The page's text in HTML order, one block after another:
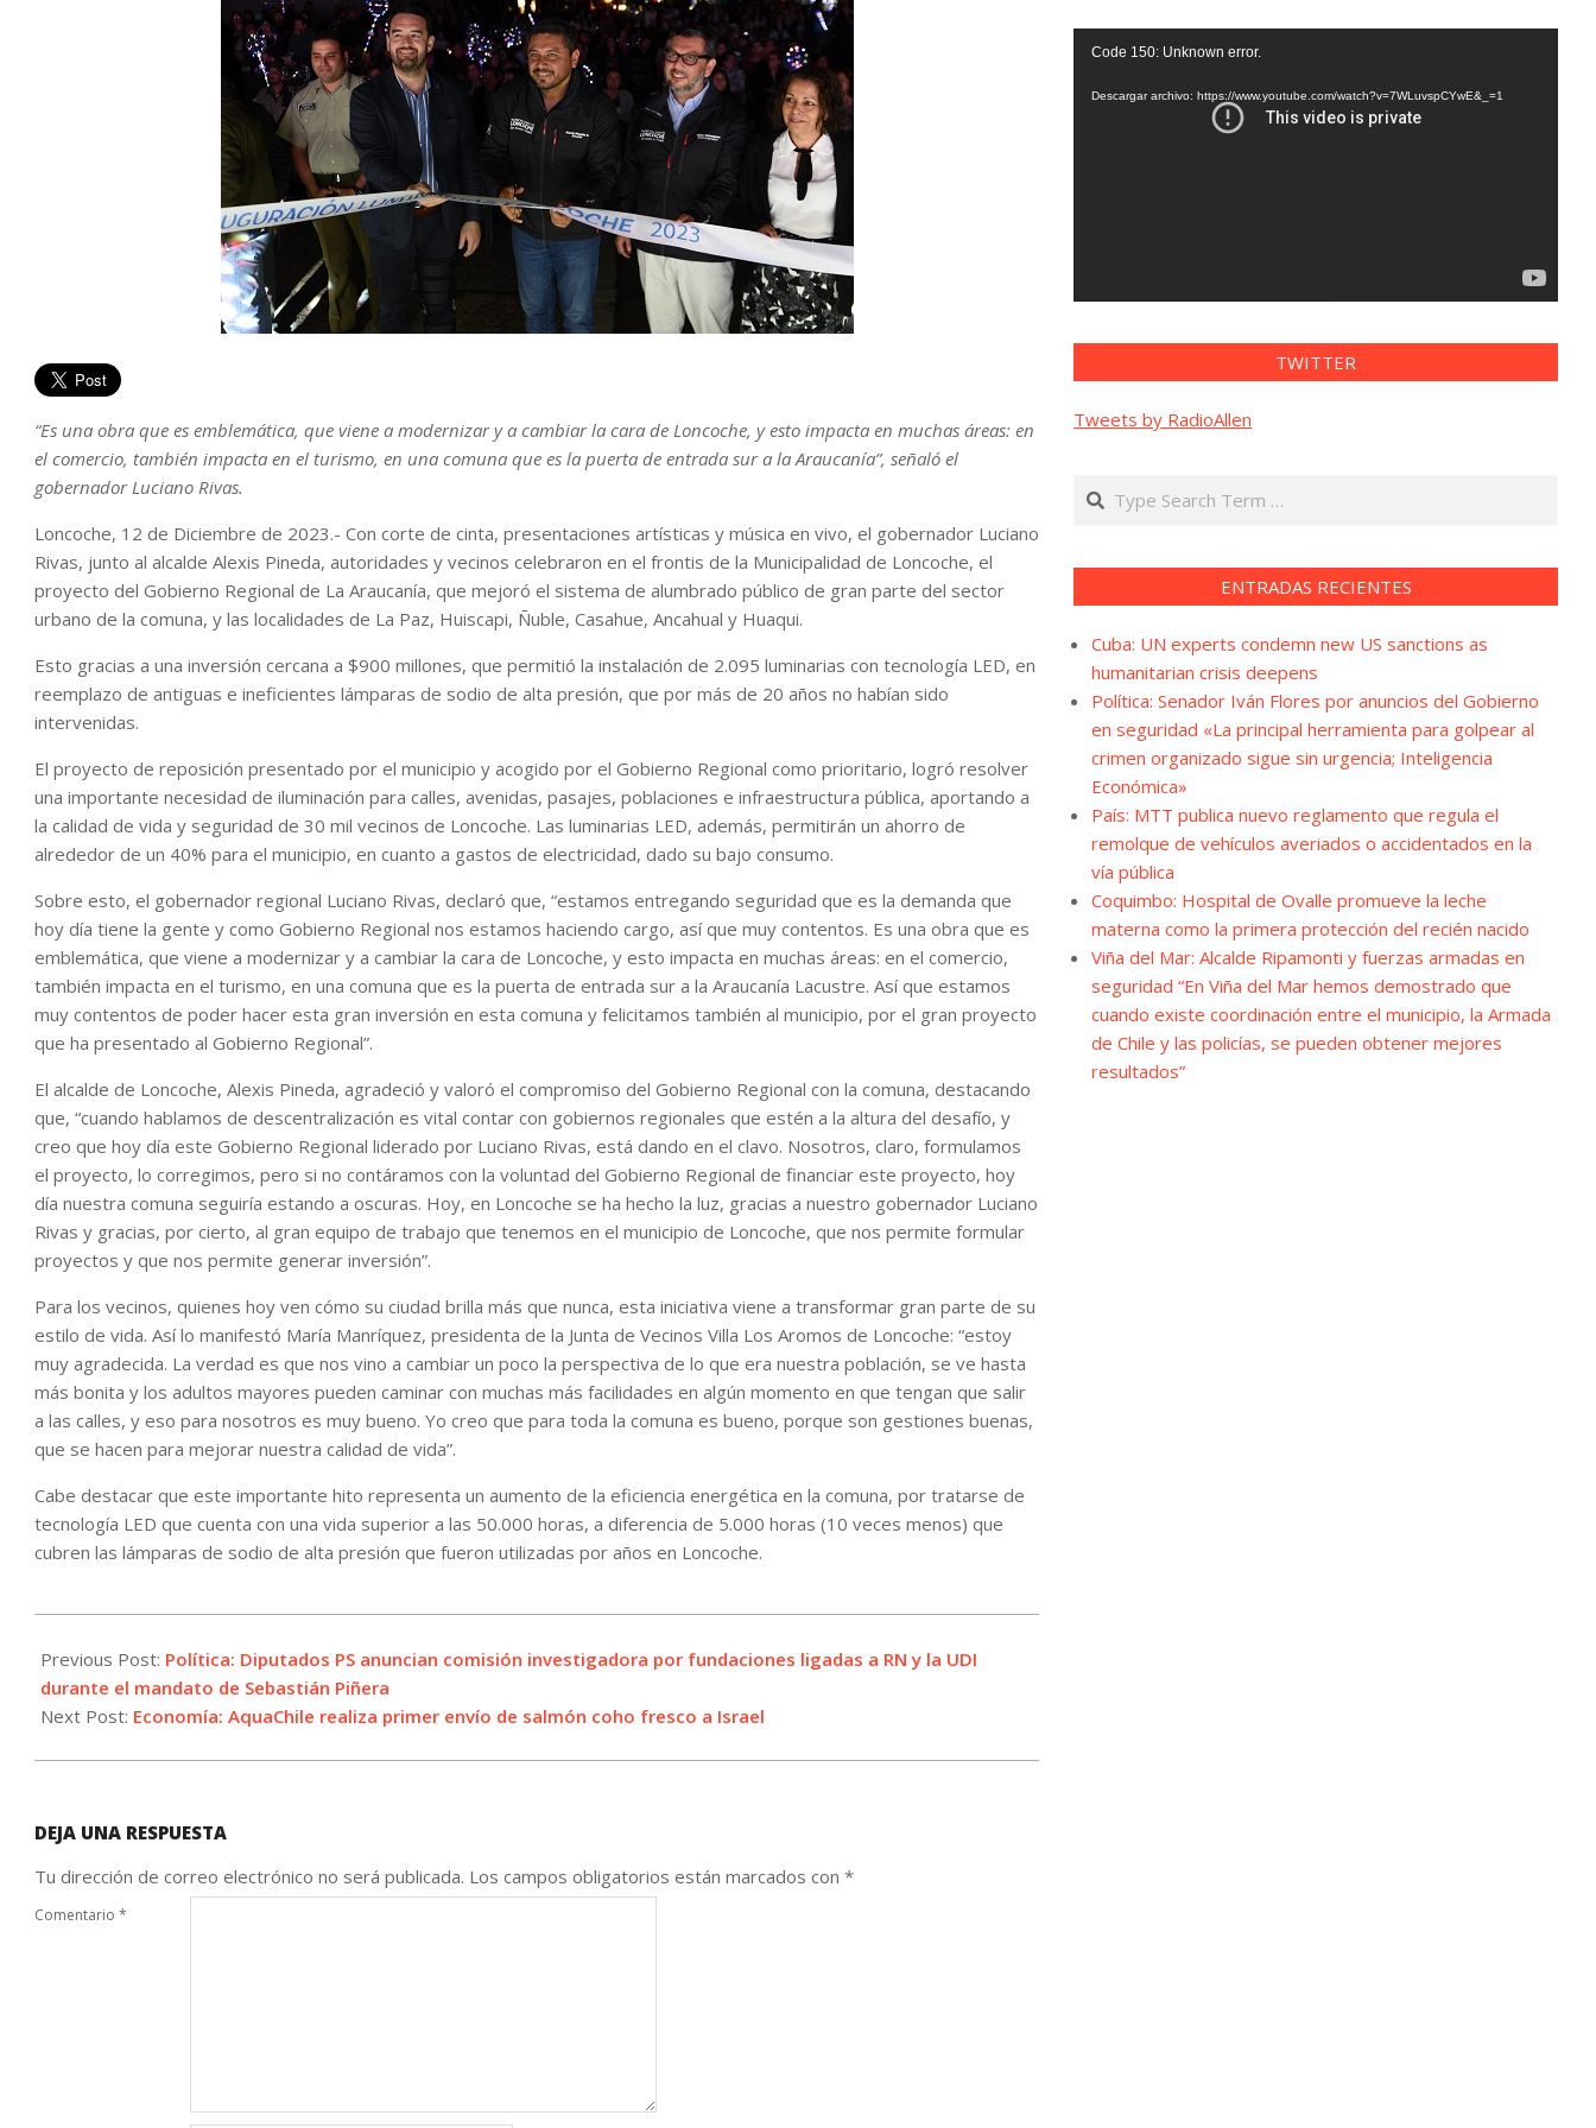
“Es una obra que es emblemática, que viene a modernizar y a cambiar la cara de Loncoche, y esto impacta en muchas áreas: en
el comercio, también impacta en el turismo, en una comuna que es la puerta de entrada sur a la Araucanía”, señaló el
gobernador Luciano Rivas.
Loncoche, 12 de Diciembre de 2023.- Con corte de cinta, presentaciones artísticas y música en vivo, el gobernador Luciano
Rivas, junto al alcalde Alexis Pineda, autoridades y vecinos celebraron en el frontis de la Municipalidad de Loncoche, el
proyecto del Gobierno Regional de La Araucanía, que mejoró el sistema de alumbrado público de gran parte del sector
urbano de la comuna, y las localidades de La Paz, Huiscapi, Ñuble, Casahue, Ancahual y Huaqui.
Esto gracias a una inversión cercana a $900 millones, que permitió la instalación de 2.095 luminarias con tecnología LED, en
reemplazo de antiguas e ineficientes lámparas de sodio de alta presión, que por más de 20 años no habían sido
intervenidas.
El proyecto de reposición presentado por el municipio y acogido por el Gobierno Regional como prioritario, logró resolver
una importante necesidad de iluminación para calles, avenidas, pasajes, poblaciones e infraestructura pública, aportando a
la calidad de vida y seguridad de 30 mil vecinos de Loncoche. Las luminarias LED, además, permitirán un ahorro de
alrededor de un 40% para el municipio, en cuanto a gastos de electricidad, dado su bajo consumo.
Sobre esto, el gobernador regional Luciano Rivas, declaró que, “estamos entregando seguridad que es la demanda que
hoy día tiene la gente y como Gobierno Regional nos estamos haciendo cargo, así que muy contentos. Es una obra que es
emblemática, que viene a modernizar y a cambiar la cara de Loncoche, y esto impacta en muchas áreas: en el comercio,
también impacta en el turismo, en una comuna que es la puerta de entrada sur a la Araucanía Lacustre. Así que estamos
muy contentos de poder hacer esta gran inversión en esta comuna y felicitamos también al municipio, por el gran proyecto
que ha presentado al Gobierno Regional”.
El alcalde de Loncoche, Alexis Pineda, agradeció y valoró el compromiso del Gobierno Regional con la comuna, destacando
que, “cuando hablamos de descentralización es vital contar con gobiernos regionales que estén a la altura del desafío, y
creo que hoy día este Gobierno Regional liderado por Luciano Rivas, está dando en el clavo. Nosotros, claro, formulamos
el proyecto, lo corregimos, pero si no contáramos con la voluntad del Gobierno Regional de financiar este proyecto, hoy
día nuestra comuna seguiría estando a oscuras. Hoy, en Loncoche se ha hecho la luz, gracias a nuestro gobernador Luciano
Rivas y gracias, por cierto, al gran equipo de trabajo que tenemos en el municipio de Loncoche, que nos permite formular
proyectos y que nos permite generar inversión”.
Para los vecinos, quienes hoy ven cómo su ciudad brilla más que nunca, esta iniciativa viene a transformar gran parte de su
estilo de vida. Así lo manifestó María Manríquez, presidenta de la Junta de Vecinos Villa Los Aromos de Loncoche: “estoy
muy agradecida. La verdad es que nos vino a cambiar un poco la perspectiva de lo que era nuestra población, se ve hasta
más bonita y los adultos mayores pueden caminar con muchas más facilidades en algún momento en que tengan que salir
a las calles, y eso para nosotros es muy bueno. Yo creo que para toda la comuna es bueno, porque son gestiones buenas,
que se hacen para mejorar nuestra calidad de vida”.
Cabe destacar que este importante hito representa un aumento de la eficiencia energética en la comuna, por tratarse de
tecnología LED que cuenta con una vida superior a las 50.000 horas, a diferencia de 5.000 horas (10 veces menos) que
cubren las lámparas de sodio de alta presión que fueron utilizadas por años en Loncoche.
12-
12
Previous Post: Política: Diputados PS anuncian comisión investigadora por fundaciones ligadas a RN y la UDI
durante el mandato de Sebastián Piñera
Next Post: Economía: AquaChile realiza primer envío de salmón coho fresco a Israel
DEJA UNA RESPUESTA
Tu dirección de correo electrónico no será publicada. Los campos obligatorios están marcados con *
Comentario *
Reproductor
vídeo
Code 150: Unknown error.
Descargar archivo: https://www.youtube.com/watch?v=7WLuvspCYwE&_=1
TWITTER
Tweets by RadioAllen
Search
ENTRADAS RECIENTES
Cuba: UN experts condemn new US sanctions as
humanitarian crisis deepens
Política: Senador Iván Flores por anuncios del Gobierno
en seguridad «La principal herramienta para golpear al
crimen organizado sigue sin urgencia; Inteligencia
Económica»
País: MTT publica nuevo reglamento que regula el
remolque de vehículos averiados o accidentados en la
vía pública
Coquimbo: Hospital de Ovalle promueve la leche
materna como la primera protección del recién nacido
Viña del Mar: Alcalde Ripamonti y fuerzas armadas en
seguridad “En Viña del Mar hemos demostrado que
cuando existe coordinación entre el municipio, la Armada
de Chile y las policías, se pueden obtener mejores
resultados”